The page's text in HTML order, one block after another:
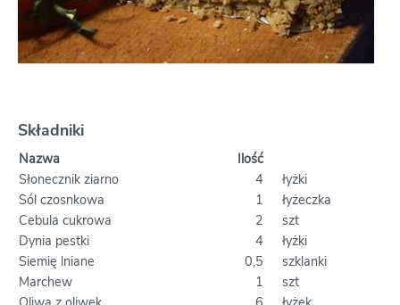
Składniki
Nazwa
Ilość
Słonecznik ziarno
4
łyżki
Sól czosnkowa
1
łyżeczka
Cebula cukrowa
2
szt
Dynia pestki
4
łyżki
Siemię lniane
0,5
szklanki
Marchew
1
szt